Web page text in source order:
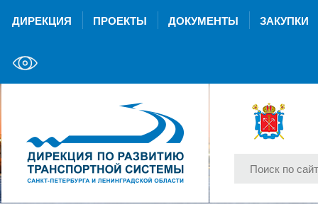
ДИРЕКЦИЯ ПРОЕКТЫ ДОКУМЕНТЫ ЗАКУПКИ